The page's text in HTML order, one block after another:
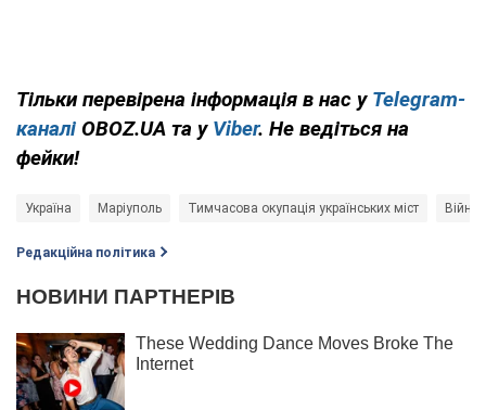
Тільки перевірена інформація в нас у Telegram-
каналі OBOZ.UA та у Viber. Не ведіться на
фейки!
Україна Маріуполь Тимчасова окупація українських міст Війна
Редакційна політика